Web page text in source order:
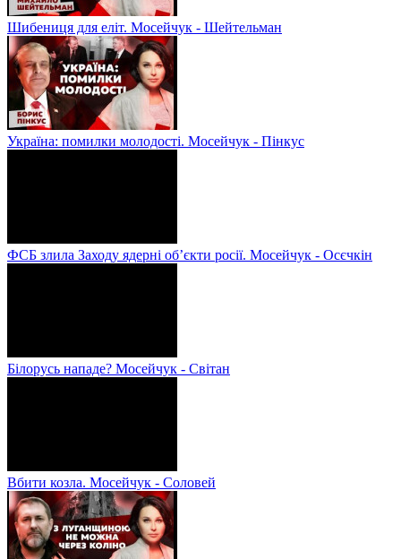
Шибениця для еліт. Мосейчук - Шейтельман
Україна: помилки молодості. Мосейчук - Пінкус
ФСБ злила Заходу ядерні об’єкти росії. Мосейчук - Осєчкін
Білорусь нападе? Мосейчук - Світан
Вбити козла. Мосейчук - Соловей